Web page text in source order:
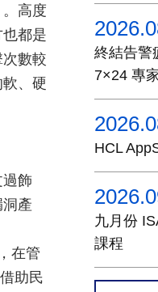
高度
都是
數較
、硬
過飾
產
在管
助民
終結告警
7×24 專
HCL
九月份
課程